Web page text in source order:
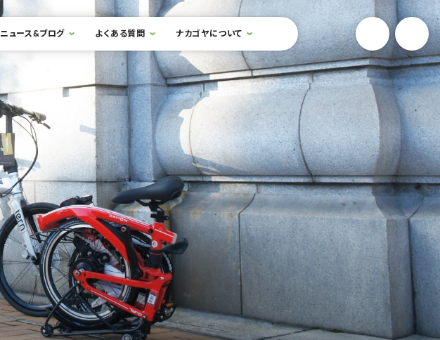
ニュース&ブログ よくある質問 ナカゴヤについて 検索フォームを開閉する YouTube